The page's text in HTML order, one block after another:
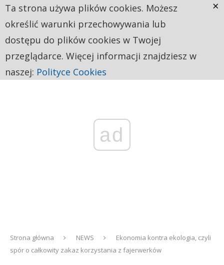
ad
Strona główna NEWS
Ekonomia kontra ekologia, czyli
spór o całkowity zakaz korzystania z fajerwerków
Ta strona używa plików cookies. Możesz
określić warunki przechowywania lub
dostępu do plików cookies w Twojej
przeglądarce. Więcej informacji znajdziesz w
naszej: Polityce Cookies
×